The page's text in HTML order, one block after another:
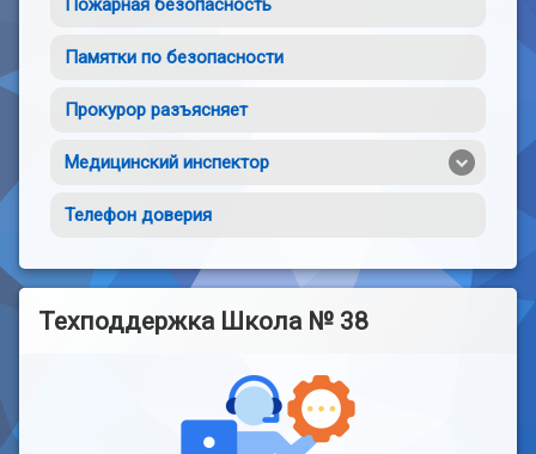
Пожарная безопасность
Памятки по безопасности
Прокурор разъясняет
Медицинский инспектор
Телефон доверия
Техподдержка Школа № 38